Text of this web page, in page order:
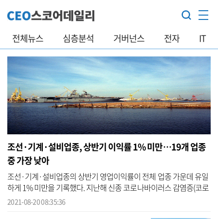
전체뉴스 심층분석 거버넌스 전자 IT
조선·기계·설비업종, 상반기 이익률 1% 미만…19개 업종
중 가장 낮아
조선·기계·설비업종의 상반기 영업이익률이 전체 업종 가운데 유일
하게 1% 미만을 기록했다. 지난해 신종 코로나바이러스 감염증(코로
나19) 여파로 둔화했던 경기가 올 들어 회복세로 돌아섰지만, 조선사
2021-08-20 08:35:36